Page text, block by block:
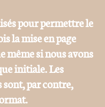
pour permettre le
la mise en page
même si nous avons
initiale. Les
par contre,